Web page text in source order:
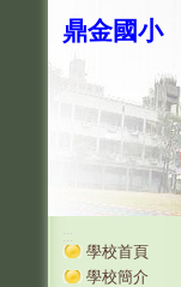
鼎金國小
:::
學校首頁
學校簡介